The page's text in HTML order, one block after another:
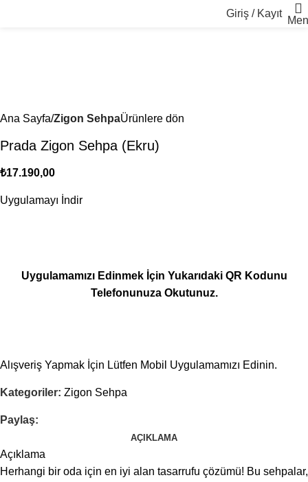
Giriş / Kayıt
Ana Sayfa Zigon SehpaÜrünlere dön
Prada Zigon Sehpa (Ekru)
₺17.190,00
Uygulamayı İndir
Uygulamamızı Edinmek İçin Yukarıdaki QR Kodunu
Telefonunuza Okutunuz.
Alışveriş Yapmak İçin Lütfen Mobil Uygulamamızı Edinin.
Kategoriler: Zigon Sehpa
Paylaş:
AÇIKLAMA
Açıklama
Herhangi bir oda için en iyi alan tasarrufu çözümü! Bu sehpalar,